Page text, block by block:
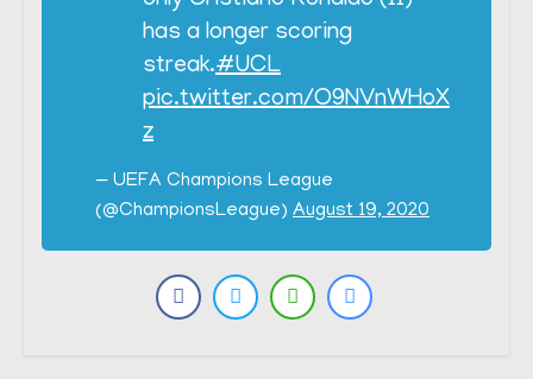
has a longer scoring
streak.#UCL
pic.twitter.com/O9NVnWHoX
z
— UEFA Champions League
(@ChampionsLeague) August 19, 2020